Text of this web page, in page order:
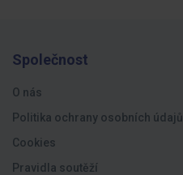
Společnost
O nás
Politika ochrany osobních údajů
Cookies
Pravidla soutěží